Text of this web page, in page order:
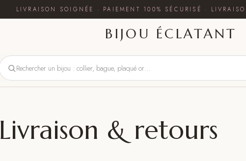
LIVRAISON SOIGNÉE · PAIEMENT 100% SÉCURISÉ ·
BIJOU ÉCLATANT
Livraison & retours